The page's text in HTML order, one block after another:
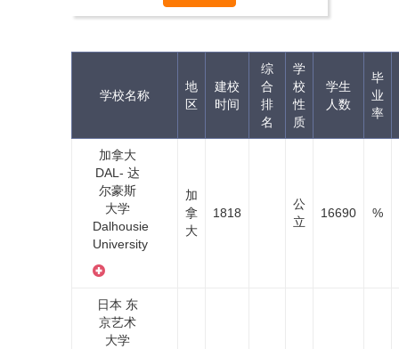
学校名称
地
区
建校
时间
综
合
排
名
学
校
性
质
学生
人数
毕
业
率
加拿大
DAL- 达
尔豪斯
大学
Dalhousie
University
加
拿
大
1818
公
立
16690 %
日本 东
京艺术
大学